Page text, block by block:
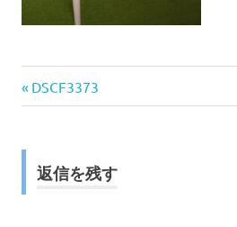
投
ナ
前
の
DSCF3373
返信を残す